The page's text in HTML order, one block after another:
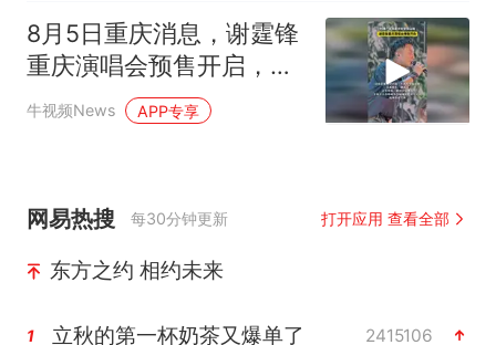
8月5日重庆消息，谢霆锋
重庆演唱会预售开启，时
隔一年再度中秋登陆山
牛视频News APP专享
网易热搜 每30分钟更新 打开应用 查看全部
东方之约 相约未来
1 立秋的第一杯奶茶又爆单了 2415106